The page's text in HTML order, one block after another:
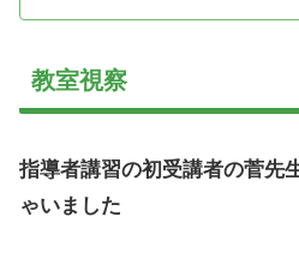
教室視察
指導者講習の初受講者の菅先
ゃいました